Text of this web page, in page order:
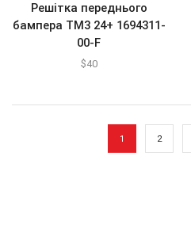
Решітка переднього
бампера ТМ3 24+ 1694311-
00-F
$40
1 2